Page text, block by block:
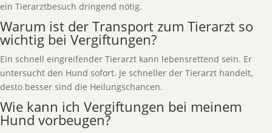
ein Tierarztbesuch dringend nötig.
Warum ist der Transport zum Tierarzt so
wichtig bei Vergiftungen?
Ein schnell eingreifender Tierarzt kann lebensrettend sein. Er
untersucht den Hund sofort. Je schneller der Tierarzt handelt,
desto besser sind die Heilungschancen.
Wie kann ich Vergiftungen bei meinem
Hund vorbeugen?